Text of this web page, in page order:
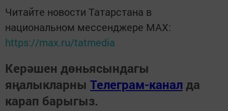
Читайте новости Татарстана в
национальном мессенджере MАХ:
https://max.ru/tatmedia
Керәшен дөньясындагы
яңалыкларны Телеграм-канал да
карап барыгыз.